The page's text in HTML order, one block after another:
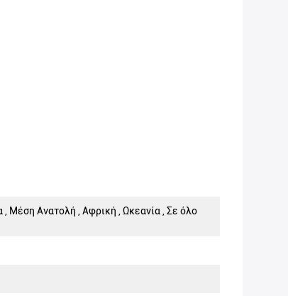
, Μέση Ανατολή , Αφρική , Ωκεανία , Σε όλο